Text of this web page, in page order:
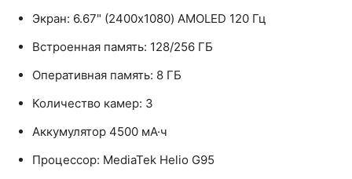
Экран: 6.67" (2400x1080) AMOLED 120 Гц
Встроенная память: 128/256 ГБ
Оперативная память: 8 ГБ
Количество камер: 3
Аккумулятор 4500 мА·ч
Процессор: MediaTek Helio G95